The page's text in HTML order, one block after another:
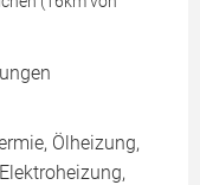
Ölheizung,